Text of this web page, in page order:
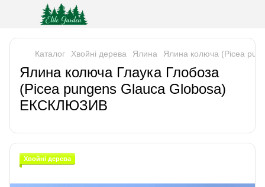
Каталог Хвойні дерева Ялина Ялина колюча (Picea
Ялина колюча Глаука Глобоза
(Picea pungens Glauca Globosa)
ЕКСКЛЮЗИВ
Хвойні дерева